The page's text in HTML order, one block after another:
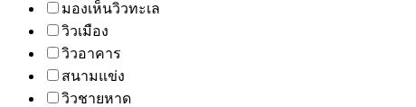
มองเห็นวิวทะเล
วิวเมือง
วิวอาคาร
สนามแข่ง
วิวชายหาด